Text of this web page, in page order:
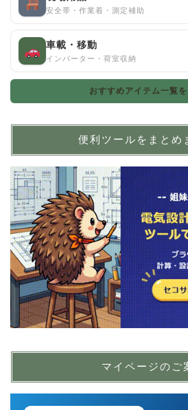
安全帯・作業着・測定補助
車載・移動
インバーター・荷室収納
おすすめアイテム一覧
便利ツールをまとめ
マイページのご